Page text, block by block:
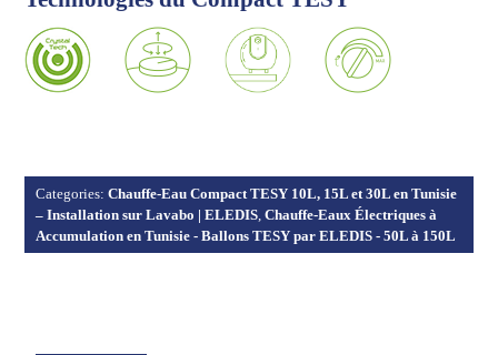
Categories:Chauffe-Eau Compact TESY 10L, 15L et 30L en Tunisie
– Installation sur Lavabo | ELEDIS,Chauffe-Eaux Électriques à
Accumulation en Tunisie - Ballons TESY par ELEDIS - 50L à 150L